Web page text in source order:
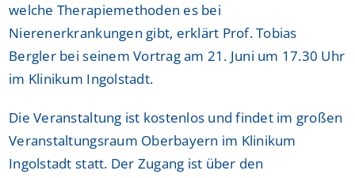
welche Therapiemethoden es bei
Nierenerkrankungen gibt, erklärt Prof. Tobias
Bergler bei seinem Vortrag am 21. Juni um 17.30 Uhr
im Klinikum Ingolstadt.
Die Veranstaltung ist kostenlos und findet im großen
Veranstaltungsraum Oberbayern im Klinikum
Ingolstadt statt. Der Zugang ist über den